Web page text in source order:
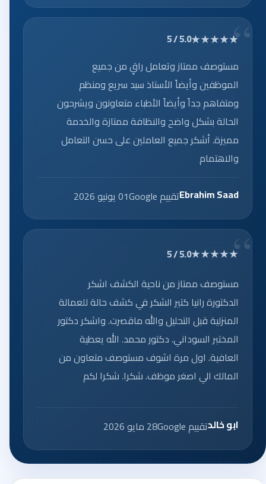
★★★★★
5.0 / 5
مستوصف ممتاز وتعامل راقٍ من جميع
الموظفين وأيضاً الأستاذ سيد سريع ومنظم
ومتفاهم جداً وأيضاً الأطباء متعاونون ويشرحون
الحالة بشكل واضح والنظافة ممتازة والخدمة
مميزة. أشكر جميع العاملين على حسن التعامل
والاهتمام
Ebrahim Saadتقييم Google 01 يونيو 2026
★★★★★
5.0 / 5
مستوصف ممتاز من ناحية الكشف اشكر
الدكتورة رانيا كتير الشكر في كشف حالة للعمالة
المنزلية قبل التحليل والله ماقصرت. واشكر دكتور
المختبر السوداني. دكتور محمد. الله يعطية
العافية. اول مرة اشوف مستوصف متعاون من
المالك الي اصغر موظف. شكرا. شكرا لكم
ابو خالدتقييم Google 28 مايو 2026